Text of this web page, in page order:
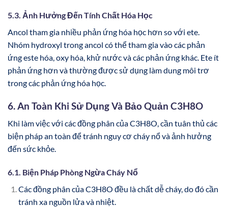
5.3. Ảnh Hưởng Đến Tính Chất Hóa Học
Ancol tham gia nhiều phản ứng hóa học hơn so với ete.
Nhóm hydroxyl trong ancol có thể tham gia vào các phản
ứng este hóa, oxy hóa, khử nước và các phản ứng khác. Ete ít
phản ứng hơn và thường được sử dụng làm dung môi trơ
trong các phản ứng hóa học.
6. An Toàn Khi Sử Dụng Và Bảo Quản C3H8O
Khi làm việc với các đồng phân của C3H8O, cần tuân thủ các
biện pháp an toàn để tránh nguy cơ cháy nổ và ảnh hưởng
đến sức khỏe.
6.1. Biện Pháp Phòng Ngừa Cháy Nổ
Các đồng phân của C3H8O đều là chất dễ cháy, do đó cần
tránh xa nguồn lửa và nhiệt.